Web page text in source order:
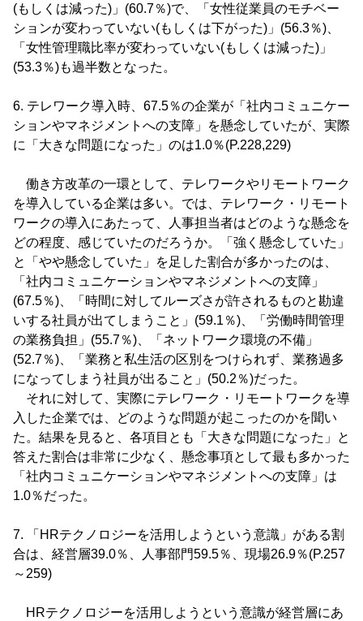
(もしくは減った)」(60.7％)で、「女性従業員のモチベー
ションが変わっていない(もしくは下がった)」(56.3％)、
「女性管理職比率が変わっていない(もしくは減った)」
(53.3％)も過半数となった。
6. テレワーク導入時、67.5％の企業が「社内コミュニケー
ションやマネジメントへの支障」を懸念していたが、実際
に「大きな問題になった」のは1.0％(P.228,229)
働き方改革の一環として、テレワークやリモートワーク
を導入している企業は多い。では、テレワーク・リモート
ワークの導入にあたって、人事担当者はどのような懸念を
どの程度、感じていたのだろうか。「強く懸念していた」
と「やや懸念していた」を足した割合が多かったのは、
「社内コミュニケーションやマネジメントへの支障」
(67.5％)、「時間に対してルーズさが許されるものと勘違
いする社員が出てしまうこと」(59.1％)、「労働時間管理
の業務負担」(55.7％)、「ネットワーク環境の不備」
(52.7％)、「業務と私生活の区別をつけられず、業務過多
になってしまう社員が出ること」(50.2％)だった。
それに対して、実際にテレワーク・リモートワークを導
入した企業では、どのような問題が起こったのかを聞い
た。結果を見ると、各項目とも「大きな問題になった」と
答えた割合は非常に少なく、懸念事項として最も多かった
「社内コミュニケーションやマネジメントへの支障」は
1.0％だった。
7. 「HRテクノロジーを活用しようという意識」がある割
合は、経営層39.0％、人事部門59.5％、現場26.9％(P.257
～259)
HRテクノロジーを活用しようという意識が経営層にあ